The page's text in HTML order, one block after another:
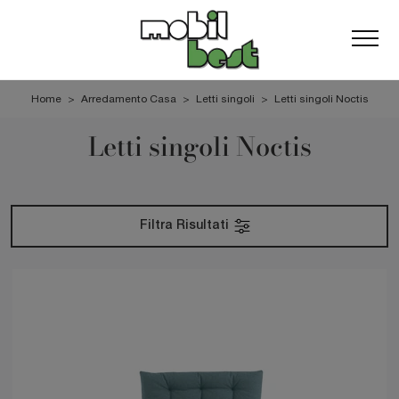
Home > Arredamento Casa > Letti singoli > Letti singoli Noctis
Letti singoli Noctis
Filtra Risultati